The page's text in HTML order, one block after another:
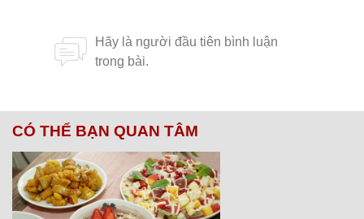
CÓ THỂ BẠN QUAN TÂM